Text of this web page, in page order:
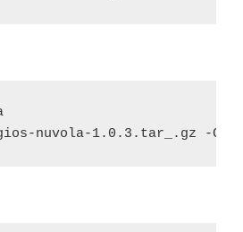
nuvola-1.0.3.tar_.gz -C /